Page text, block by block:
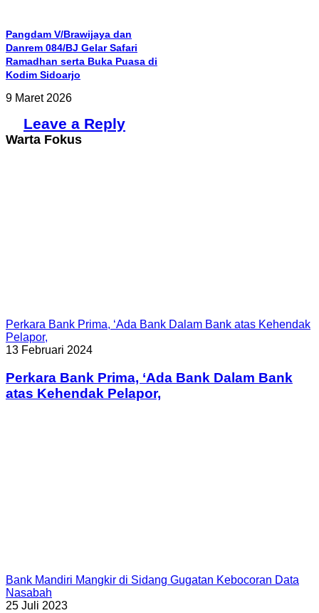
Pangdam V/Brawijaya dan
Danrem 084/BJ Gelar Safari
Ramadhan serta Buka Puasa di
Kodim Sidoarjo
9 Maret 2026
Leave a Reply
Warta Fokus
Perkara Bank Prima, ‘Ada Bank Dalam Bank atas Kehendak
Pelapor,
13 Februari 2024
Perkara Bank Prima, ‘Ada Bank Dalam Bank
atas Kehendak Pelapor,
Bank Mandiri Mangkir di Sidang Gugatan Kebocoran Data
Nasabah
25 Juli 2023